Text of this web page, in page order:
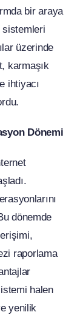
bir araya
sistemleri
üzerinde
karmaşık
ihtiyacı
Dönemi
dönemde
raporlama
halen
yenilik